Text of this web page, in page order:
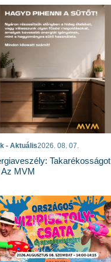
- Aktuális2026. 08. 07.
Takarékosságot
Az MVM